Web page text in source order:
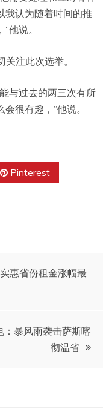
我认为随着时间的推
他说。
注此次选举。
与过去的两三次有所
很有趣，”他说。
Pinterest
惠省份租金涨幅最
暴风雨袭击萨斯喀
彻温省